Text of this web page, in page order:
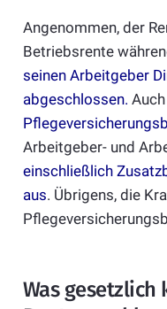
Angenommen, der
Betriebsrente
seinen Arbeitgeber
abgeschlossen.
Arbeitgeber- und
einschließlich
aus. Übrigens, die
Was